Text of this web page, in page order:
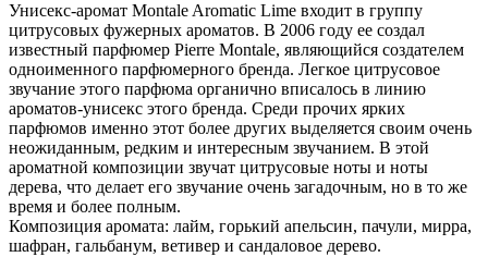
Унисекс-аромат Montale Aromatic Lime входит в группу
цитрусовых фужерных ароматов. В 2006 году ее создал
известный парфюмер Pierre Montale, являющийся создателем
одноименного парфюмерного бренда. Легкое цитрусовое
звучание этого парфюма органично вписалось в линию
ароматов-унисекс этого бренда. Среди прочих ярких
парфюмов именно этот более других выделяется своим очень
неожиданным, редким и интересным звучанием. В этой
ароматной композиции звучат цитрусовые ноты и ноты
дерева, что делает его звучание очень загадочным, но в то же
время и более полным.
Композиция аромата: лайм, горький апельсин, пачули, мирра,
шафран, гальбанум, ветивер и сандаловое дерево.